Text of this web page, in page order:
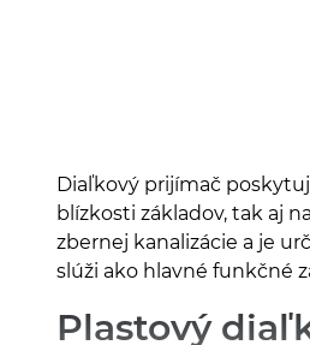
Diaľkový prijímač
blízkosti základov, tak aj
zbernej kanalizácie a je
slúži ako hlavné funkčné
Plastový